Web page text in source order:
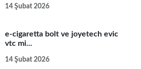
14 Şubat 2026
e-cigaretta bolt ve joyetech evic
vtc mi...
14 Şubat 2026